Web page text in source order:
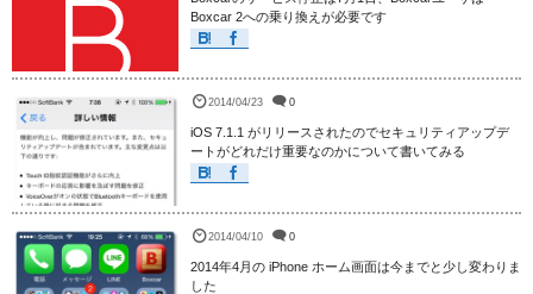
Boxcar 2への乗り換えが必要です
2014/04/23 0
iOS 7.1.1 がリリースされたのでセキュリティアップデ
ートがどれだけ重要なのかについて書いてみる
2014/04/10 0
2014年4月の iPhone ホーム画面は今までと少し変わりま
した